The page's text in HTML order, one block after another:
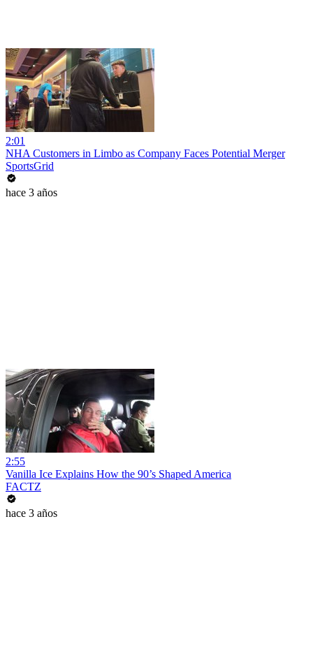
2:01
NHA Customers in Limbo as Company Faces Potential Merger
SportsGrid
hace 3 años
2:55
Vanilla Ice Explains How the 90’s Shaped America
FACTZ
hace 3 años